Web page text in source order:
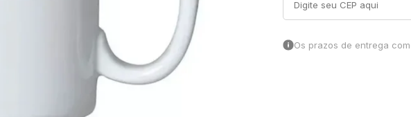
Os prazos de entrega